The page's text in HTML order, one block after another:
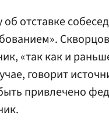
отставке
«так как и
говорит
привлечено